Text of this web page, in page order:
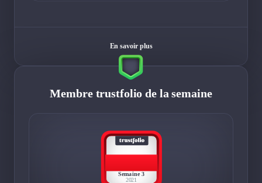
En savoir plus
Membre trustfolio de la semaine
BEST
Semaine 3
2021